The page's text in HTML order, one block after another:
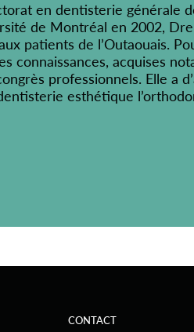
en dentisterie générale
de Montréal en 2002, Dre
patients de l’Outaouais.
connaissances, acquises
professionnels. Elle a
esthétique
CONTACT